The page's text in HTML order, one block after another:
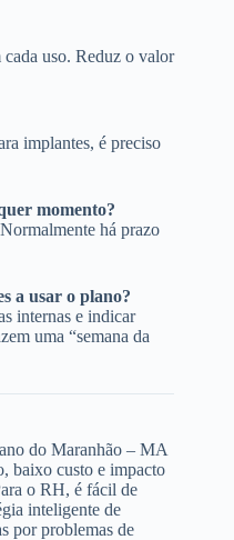
uso. Reduz o valor
implantes, é preciso
momento?
há prazo
a usar o plano?
internas e indicar
uma “semana da
do Maranhão – MA
baixo custo e impacto
o RH, é fácil de
inteligente de
por problemas de